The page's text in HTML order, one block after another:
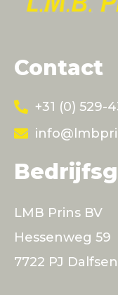
Contact
+31 (0) 529-
LMB Prins BV
Hessenweg 59
7722 PJ Dalfsen